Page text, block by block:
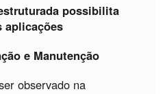
possibilita
aplicações
e Manutenção
observado na